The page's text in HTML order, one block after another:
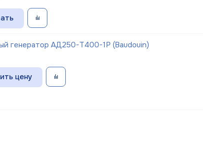
генератор АД250-Т400-1Р (Baudouin)
цену